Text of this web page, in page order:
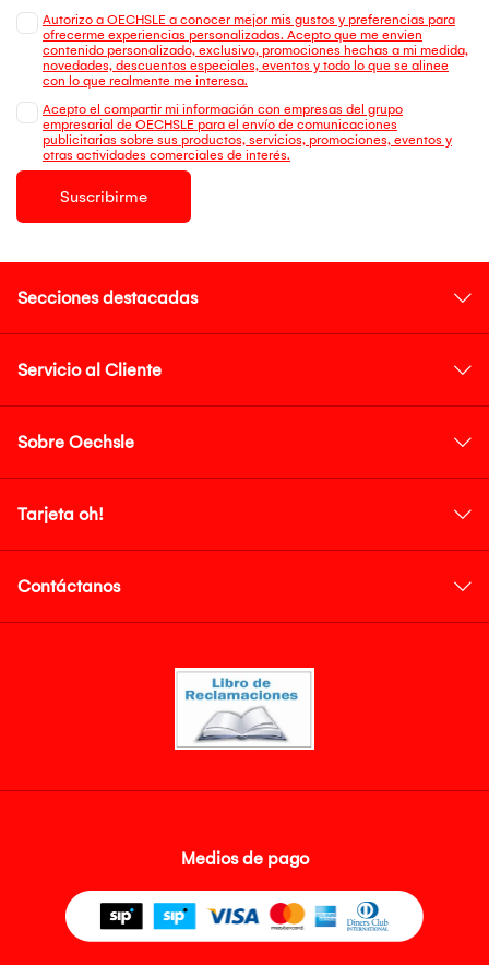
Autorizo a OECHSLE a conocer mejor mis gustos y preferencias para
ofrecerme experiencias personalizadas. Acepto que me envien
contenido personalizado, exclusivo, promociones hechas a mi medida,
novedades, descuentos especiales, eventos y todo lo que se alinee
con lo que realmente me interesa.
Acepto el compartir mi información con empresas del grupo
empresarial de OECHSLE para el envío de comunicaciones
publicitarias sobre sus productos, servicios, promociones, eventos y
otras actividades comerciales de interés.
Suscribirme
Secciones destacadas
Servicio al Cliente
Sobre Oechsle
Tarjeta oh!
Contáctanos
Medios de pago